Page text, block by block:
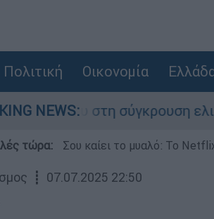
Πολιτική Οικονομία
NEWS:
στη σύγκρουση
τώρα: Σου καίει το μυαλό: Το
┋ 07.07.2025 22:50